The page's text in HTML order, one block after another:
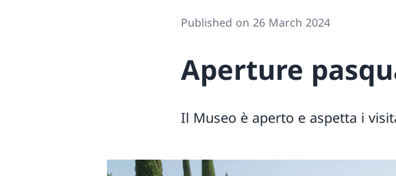
Published on 26 March 2024
Aperture
Il Museo è aperto e aspetta i